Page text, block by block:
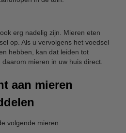
erg nadelig zijn. Mieren eten
op. Als u vervolgens het voedsel
hebben, kan dat leiden tot
mieren in uw huis direct.
aan mieren
volgende mieren